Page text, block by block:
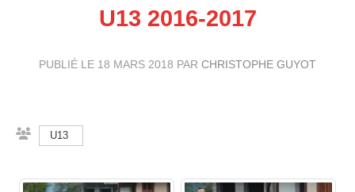
U13 2016-2017
PUBLIÉ LE 18 MARS 2018 PAR CHRISTOPHE GUYOT
U13